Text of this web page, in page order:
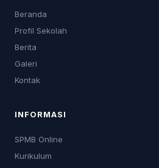
Beranda
Profil Sekolah
Berita
Galeri
Kontak
INFORMASI
SPMB Online
Kurikulum